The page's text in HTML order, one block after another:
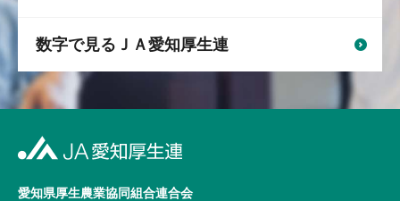
数字で見るＪＡ愛知厚生連
愛知県厚生農業協同組合連合会